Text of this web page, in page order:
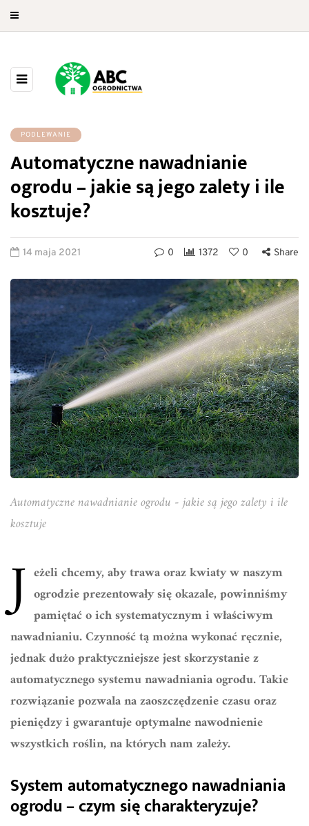
PODLEWANIE
Automatyczne nawadnianie
ogrodu – jakie są jego zalety i ile
kosztuje?
14 maja 2021 0 1372 0 Share
Automatyczne nawadnianie ogrodu - jakie są jego zalety i ile
kosztuje
J eżeli chcemy, aby trawa oraz kwiaty w naszym
ogrodzie prezentowały się okazale, powinniśmy
pamiętać o ich systematycznym i właściwym
nawadnianiu. Czynność tą można wykonać ręcznie,
jednak dużo praktyczniejsze jest skorzystanie z
automatycznego systemu nawadniania ogrodu. Takie
rozwiązanie pozwala na zaoszczędzenie czasu oraz
pieniędzy i gwarantuje optymalne nawodnienie
wszystkich roślin, na których nam zależy.
System automatycznego nawadniania
ogrodu – czym się charakteryzuje?